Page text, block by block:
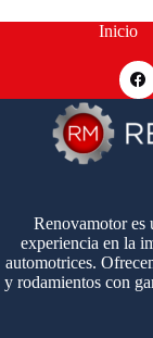
Inicio
Renovamotor es
experiencia en la
automotrices.
y rodamientos con